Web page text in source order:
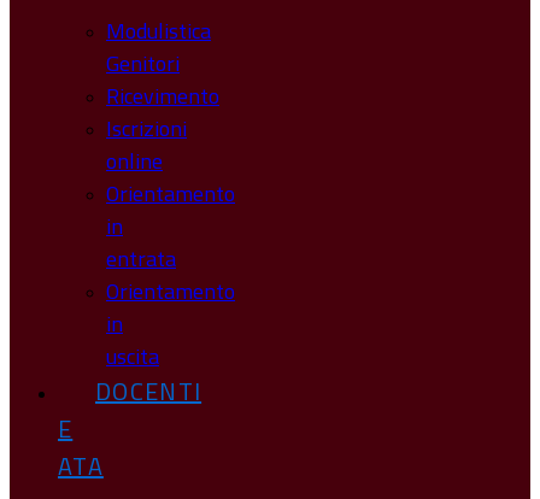
Modulistica
Genitori
Ricevimento
Iscrizioni
online
Orientamento
in
entrata
Orientamento
in
uscita
DOCENTI
E
ATA